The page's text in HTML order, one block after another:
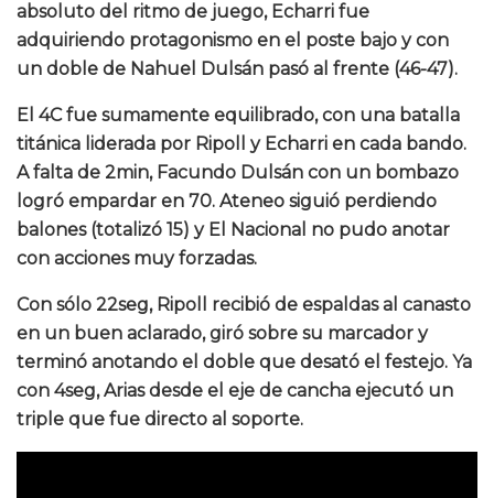
absoluto del ritmo de juego, Echarri fue
adquiriendo protagonismo en el poste bajo y con
un doble de Nahuel Dulsán pasó al frente (46-47).
El 4C fue sumamente equilibrado, con una batalla
titánica liderada por Ripoll y Echarri en cada bando.
A falta de 2min, Facundo Dulsán con un bombazo
logró empardar en 70. Ateneo siguió perdiendo
balones (totalizó 15) y El Nacional no pudo anotar
con acciones muy forzadas.
Con sólo 22seg, Ripoll recibió de espaldas al canasto
en un buen aclarado, giró sobre su marcador y
terminó anotando el doble que desató el festejo. Ya
con 4seg, Arias desde el eje de cancha ejecutó un
triple que fue directo al soporte.